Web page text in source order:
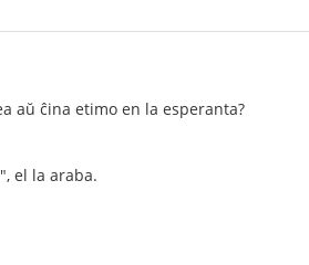
aŭ ĉina etimo en la esperanta?
el la araba.